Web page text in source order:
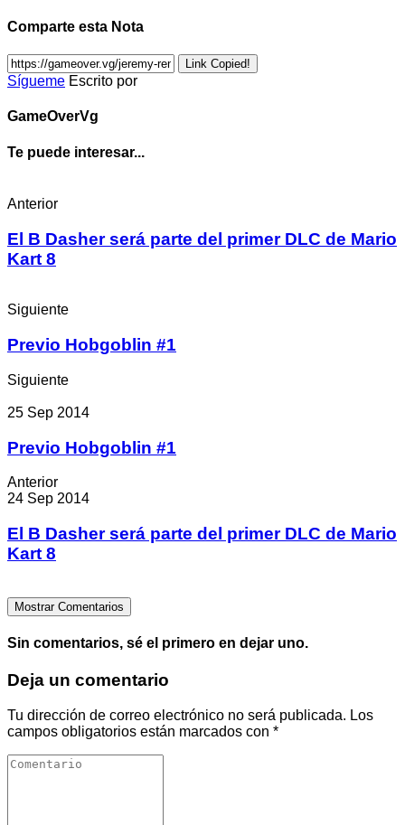
Comparte esta Nota
Link Copied!
Sígueme Escrito por
GameOverVg
Te puede interesar...
Anterior
El B Dasher será parte del primer DLC de Mario
Kart 8
Siguiente
Previo Hobgoblin #1
Siguiente
25 Sep 2014
Previo Hobgoblin #1
Anterior
24 Sep 2014
El B Dasher será parte del primer DLC de Mario
Kart 8
Mostrar Comentarios
Sin comentarios, sé el primero en dejar uno.
Deja un comentario
Tu dirección de correo electrónico no será publicada. Los
campos obligatorios están marcados con *